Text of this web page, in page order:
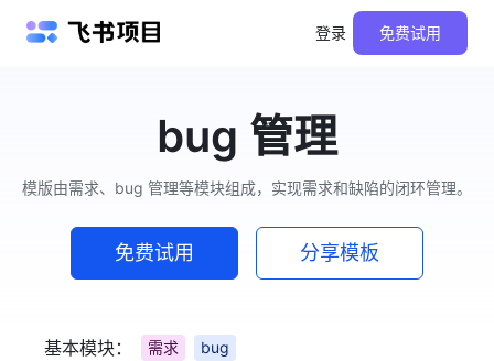
登录 免费试用
bug 管理
模版由需求、bug 管理等模块组成，实现需求和缺陷的闭环管理。
免费试用 分享模板
基本模块： 需求 bug